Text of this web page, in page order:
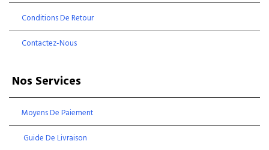
Conditions De Retour
Contactez-Nous
Nos Services
Moyens De Paiement
Guide De Livraison